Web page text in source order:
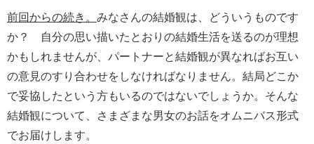
前回からの続き。 みなさんの結婚観は、どういうものです
か？ 自分の思い描いたとおりの結婚生活を送るのが理想
かもしれませんが、パートナーと結婚観が異なればお互い
の意見のすり合わせをしなければなりません。結局どこか
で妥協したという方もいるのではないでしょうか。そんな
結婚観について、さまざまな男女のお話をオムニバス形式
でお届けします。